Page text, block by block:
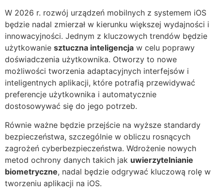
W 2026 r. rozwój urządzeń mobilnych z systemem iOS
będzie nadal zmierzał w kierunku większej wydajności i
innowacyjności. Jednym z kluczowych trendów będzie
użytkowanie sztuczna inteligencja w celu poprawy
doświadczenia użytkownika. Otworzy to nowe
możliwości tworzenia adaptacyjnych interfejsów i
inteligentnych aplikacji, które potrafią przewidywać
preferencje użytkownika i automatycznie
dostosowywać się do jego potrzeb.
Równie ważne będzie przejście na wyższe standardy
bezpieczeństwa, szczególnie w obliczu rosnących
zagrożeń cyberbezpieczeństwa. Wdrożenie nowych
metod ochrony danych takich jak uwierzytelnianie
biometryczne, nadal będzie odgrywać kluczową rolę w
tworzeniu aplikacji na iOS.